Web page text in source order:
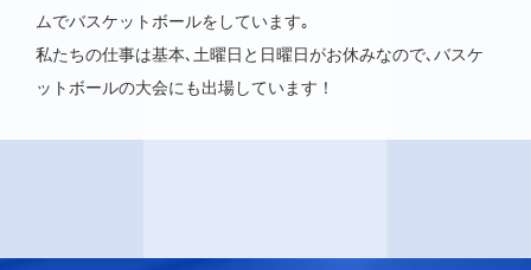
ムでバスケットボールをしています｡
私たちの仕事は基本､土曜日と日曜日がお休みなので､バスケ
ットボールの大会にも出場しています！